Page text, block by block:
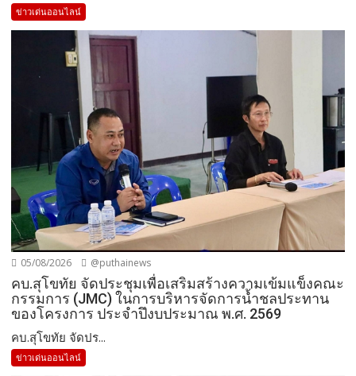
ข่าวเด่นออนไลน์
05/08/2026 @puthainews
คบ.สุโขทัย จัดประชุมเพื่อเสริมสร้างความเข้มแข็งคณะ
กรรมการ (JMC) ในการบริหารจัดการน้ำชลประทาน
ของโครงการ ประจำปึงบประมาณ พ.ศ. 2569
คบ.สุโขทัย จัดปร...
ข่าวเด่นออนไลน์